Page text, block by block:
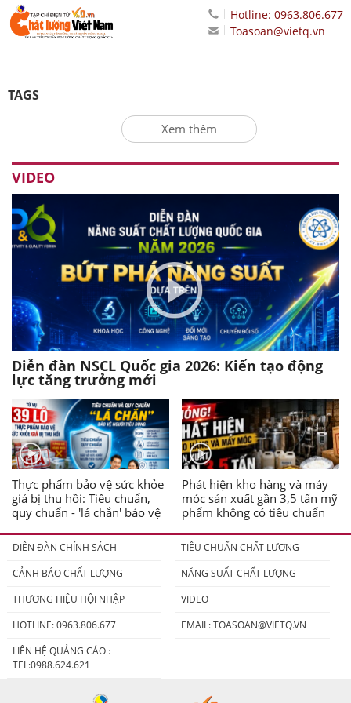
Hotline: 0963.806.677
Toasoan@vietq.vn
TAGS
Xem thêm
VIDEO
Diễn đàn NSCL Quốc gia 2026: Kiến tạo động
lực tăng trưởng mới
Thực phẩm bảo vệ sức khỏe
giả bị thu hồi: Tiêu chuẩn,
quy chuẩn - 'lá chắn' bảo vệ
Phát hiện kho hàng và máy
móc sản xuất gần 3,5 tấn mỹ
phẩm không có tiêu chuẩn
DIỄN ĐÀN CHÍNH SÁCH
TIÊU CHUẨN CHẤT LƯỢNG
CẢNH BÁO CHẤT LƯỢNG
NĂNG SUẤT CHẤT LƯỢNG
THƯƠNG HIỆU HỘI NHẬP
VIDEO
HOTLINE: 0963.806.677
EMAIL:TOASOAN@VIETQ.VN
LIÊN HỆ QUẢNG CÁO :
TEL:0988.624.621